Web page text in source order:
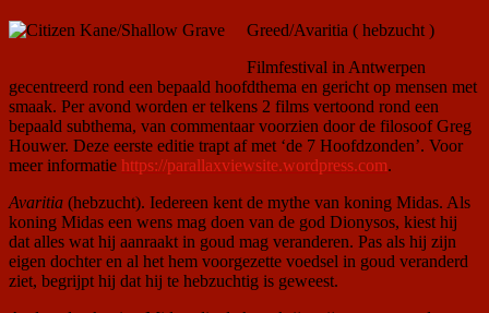
Greed/Avaritia ( hebzucht )
Filmfestival in Antwerpen
gecentreerd rond een bepaald hoofdthema en gericht op mensen met
smaak. Per avond worden er telkens 2 films vertoond rond een
bepaald subthema, van commentaar voorzien door de filosoof Greg
Houwer. Deze eerste editie trapt af met ‘de 7 Hoofdzonden’. Voor
meer informatie https://parallaxviewsite.wordpress.com.
Avaritia (hebzucht). Iedereen kent de mythe van koning Midas. Als
koning Midas een wens mag doen van de god Dionysos, kiest hij
dat alles wat hij aanraakt in goud mag veranderen. Pas als hij zijn
eigen dochter en al het hem voorgezette voedsel in goud veranderd
ziet, begrijpt hij dat hij te hebzuchtig is geweest.